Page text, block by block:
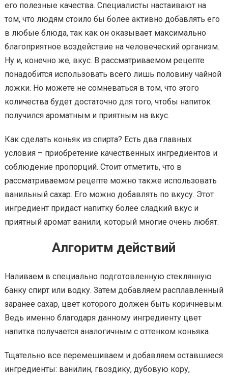
его полезные качества. Специалисты настаивают на
том, что людям стоило бы более активно добавлять его
в любые блюда, так как он оказывает максимально
благоприятное воздействие на человеческий организм.
Ну и, конечно же, вкус. В рассматриваемом рецепте
понадобится использовать всего лишь половину чайной
ложки. Но можете не сомневаться в том, что этого
количества будет достаточно для того, чтобы напиток
получился ароматным и приятным на вкус.
Как сделать коньяк из спирта? Есть два главных
условия – приобретение качественных ингредиентов и
соблюдение пропорций. Стоит отметить, что в
рассматриваемом рецепте можно также использовать
ванильный сахар. Его можно добавлять по вкусу. Этот
ингредиент придаст напитку более сладкий вкус и
приятный аромат ванили, который многие очень любят.
Алгоритм действий
Наливаем в специально подготовленную стеклянную
банку спирт или водку. Затем добавляем расплавленный
заранее сахар, цвет которого должен быть коричневым.
Ведь именно благодаря данному ингредиенту цвет
напитка получается аналогичным с оттенком коньяка.
Тщательно все перемешиваем и добавляем оставшиеся
ингредиенты: ванилин, гвоздику, дубовую кору,